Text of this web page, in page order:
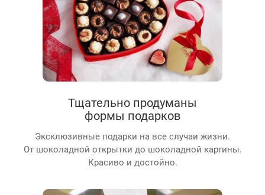
Тщательно продуманы
формы подарков
Эксклюзивные подарки на все случаи жизни.
От шоколадной открытки до шоколадной картины.
Красиво и достойно.